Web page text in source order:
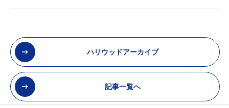
ハリウッドアーカイブ
記事一覧へ